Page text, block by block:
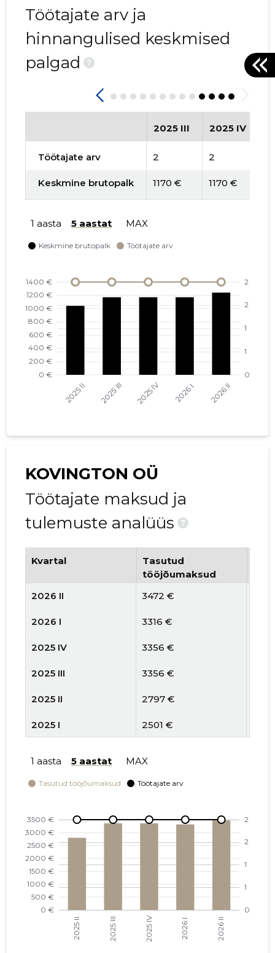
Töötajate arv ja
hinnangulised keskmised
palgad
?
2025 III 2025 IV
Töötajate arv 2 2
Keskmine brutopalk 1170 € 1170 €
1 aasta 5 aastat MAX
KOVINGTON OÜ
Töötajate maksud ja
tulemuste analüüs
?
Kvartal
Tasutud
tööjõumaksud
2026 II
3472 €
2026 I 3316 €
2025 IV 3356 €
2025 III 3356 €
2025 II 2797 €
2025 I 2501 €
2024 I 5139 €
2023 IV
2023 III
2023 II
5489 €
1 aasta 5 aastat MAX